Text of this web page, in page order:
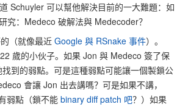
Schuyler 可以幫他解決目前的一大難題：如
究：Medeco 破解法與 Medecoder？
（就像最近 Google 與 RSnake 事件）。
歲的小伙子。如果 Jon 與 Medeco 簽了保
到的弱點。可是這種弱點可能讓一個製鎖公
會讓 Jon 出去講嗎？可是如果不講，
弱點（鎖不能 binary diff patch 吧？）如果